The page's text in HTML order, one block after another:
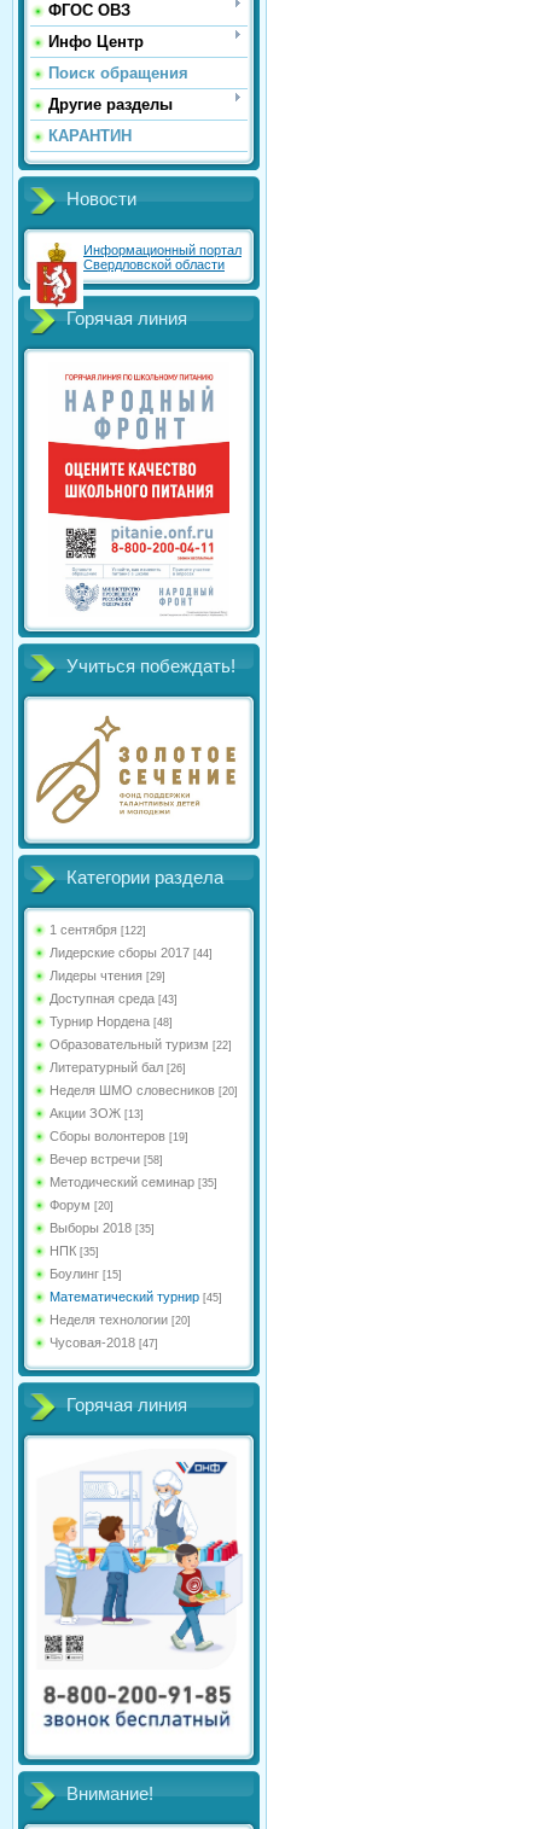
ФГОС ОВЗ
Инфо Центр
Поиск обращения
Другие разделы
КАРАНТИН
Новости
Информационный портал
Свердловской области
Горячая линия
Учиться побеждать!
Категории раздела
1 сентября [122]
Лидерские сборы 2017 [44]
Лидеры чтения [29]
Доступная среда [43]
Турнир Нордена [48]
Образовательный туризм [22]
Литературный бал [26]
Неделя ШМО словесников [20]
Акции ЗОЖ [13]
Сборы волонтеров [19]
Вечер встречи [58]
Методический семинар [35]
Форум [20]
Выборы 2018 [35]
НПК [35]
Боулинг [15]
Математический турнир [45]
Неделя технологии [20]
Чусовая-2018 [47]
Горячая линия
Внимание!